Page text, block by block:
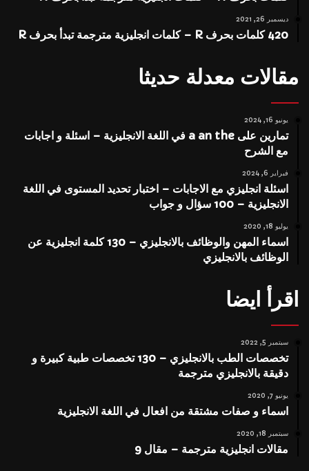
ديسمبر 26, 2021
420 كلمات بحرف R – كلمات انجليزية مترجمة تبدأ بحرف R
مقالات معدلة حديثا
يونيو 16, 2024
تمارين على a an the في اللغة الانجليزية – اسئلة و اجابات
مع الشرح
فبراير 6, 2024
اسئلة انجليزي مع الاجابات – اختبار تحديد المستوى في اللغة
الانجليزية – 100 سؤال و جواب
يوليو 18, 2020
اسماء المهن والوظائف بالانجليزي – 130 كلمة انجليزية عن
الوظائف بالانجليزي
اقرأ ايضا
سبتمبر 5, 2022
تخصصات الطب بالانجليزي – 130 تخصصات طبية كبيرة و
دقيقة بالانجليزي مترجمة
يونيو 7, 2020
اسماء و صفات مشتقة من افعال في اللغة الانجليزية
سبتمبر 18, 2020
مقالات انجليزية مترجمة – مقال 9